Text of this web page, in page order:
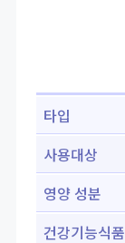
타입
사용대상
영양 성분
건강기능식품